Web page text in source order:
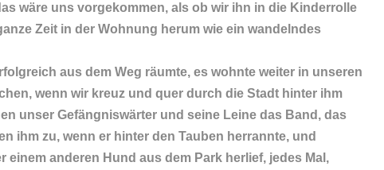
wäre uns vorgekommen, als ob wir ihn in die Kinderrolle
Zeit in der Wohnung herum wie ein wandelndes
aus dem Weg räumte, es wohnte weiter in unseren
wenn wir kreuz und quer durch die Stadt hinter ihm
unser Gefängniswärter und seine Leine das Band, das
ihm zu, wenn er hinter den Tauben herrannte, und
einem anderen Hund aus dem Park herlief, jedes Mal,